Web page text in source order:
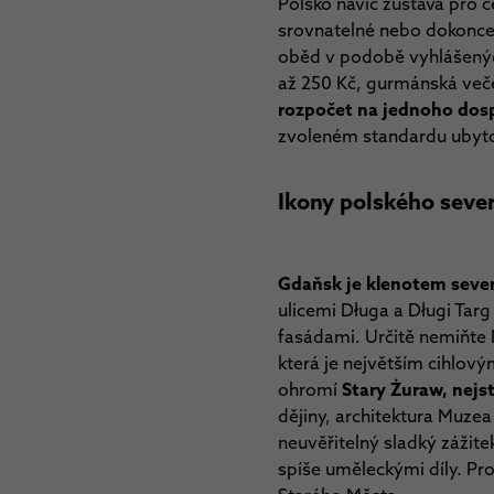
srovnatelné nebo
oběd v podobě
až 250 Kč, gurmánská
rozpočet na jednoho
zvoleném standardu
Ikony polského
Gdaňsk je klenotem
ulicemi Długa a Długi
fasádami. Určitě nemiňte
která je největším
ohromíStary Żuraw,
dějiny, architektura
neuvěřitelný sladký
spíše uměleckými díly.